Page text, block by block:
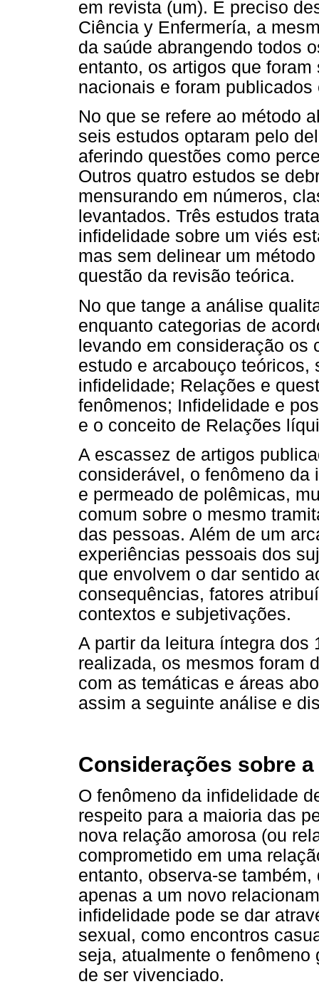
em revista (um). É preciso
Ciência y Enfermería, a
da saúde abrangendo todos
entanto, os artigos que
nacionais e foram publicados
No que se refere ao método
seis estudos optaram pelo
aferindo questões como
Outros quatro estudos se
mensurando em números,
levantados. Três estudos
infidelidade sobre um viés
mas sem delinear um
questão da revisão teórica.
No que tange a análise
enquanto categorias de
levando em consideração os
estudo e arcabouço teóricos,
infidelidade; Relações e
fenômenos; Infidelidade e
e o conceito de Relações
A escassez de artigos
considerável, o fenômeno
e permeado de polêmicas,
comum sobre o mesmo
das pessoas. Além de um
experiências pessoais dos
que envolvem o dar sentido
consequências, fatores
contextos e subjetivações.
A partir da leitura íntegra dos
realizada, os mesmos foram
com as temáticas e áreas
assim a seguinte análise e
Considerações sobre
O fenômeno da infidelidade
respeito para a maioria das
nova relação amorosa (ou
comprometido em uma
entanto, observa-se
apenas a um novo
infidelidade pode se dar
sexual, como encontros
seja, atualmente o
de ser vivenciado.